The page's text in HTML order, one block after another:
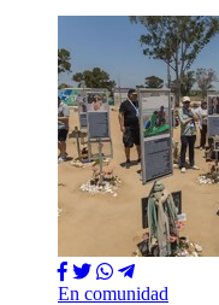
En comunidad